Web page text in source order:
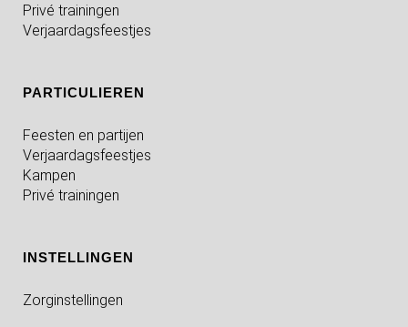
Privé trainingen
Verjaardagsfeestjes
PARTICULIEREN
Feesten en partijen
Verjaardagsfeestjes
Kampen
Privé trainingen
INSTELLINGEN
Zorginstellingen